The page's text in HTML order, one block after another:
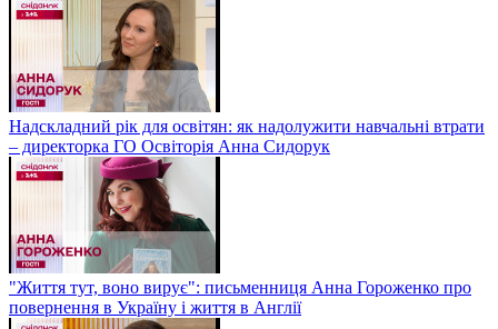
Надскладний рік для освітян: як надолужити навчальні втрати
– директорка ГО Освіторія Анна Сидорук
"Життя тут, воно вирує": письменниця Анна Гороженко про
повернення в Україну і життя в Англії